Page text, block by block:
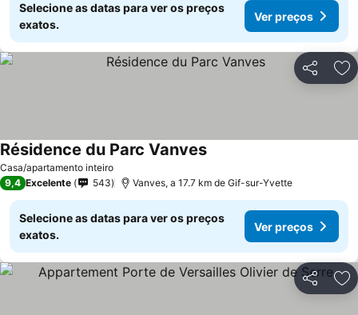
Selecione as datas para ver os preços
exatos.
Ver preços
Partilhar
Casa/apartamento inteiro
Résidence du Parc VanvesVer preços
9,4 Excelente 543 Vanves, a 17.7 km de Gif-sur-Yvette
Selecione as datas para ver os preços
exatos.
Ver preços
Partilhar